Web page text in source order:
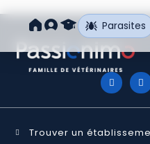
Parasites
Trouver un